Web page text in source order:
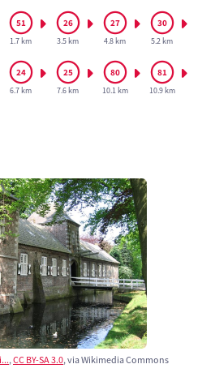
, CC BY-SA 3.0, via Wikimedia Commons
1.7 km 3.5 km 4.8 km 5.2 km
6.7 km 7.6 km 10.1 km 10.9 km